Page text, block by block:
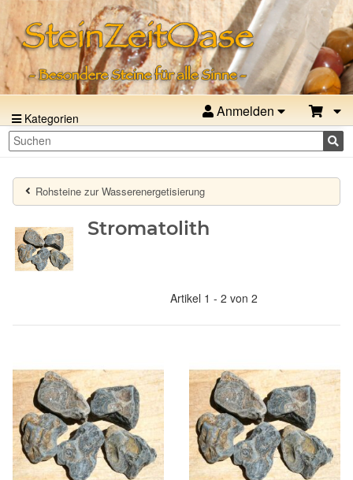
Kategorien Anmelden
Rohsteine zur Wasserenergetisierung
Stromatolith
Artikel 1 - 2 von 2